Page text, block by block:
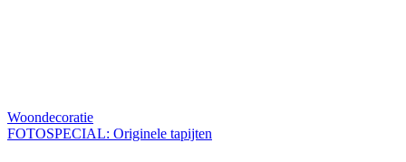
Woondecoratie
FOTOSPECIAL: Originele tapijten